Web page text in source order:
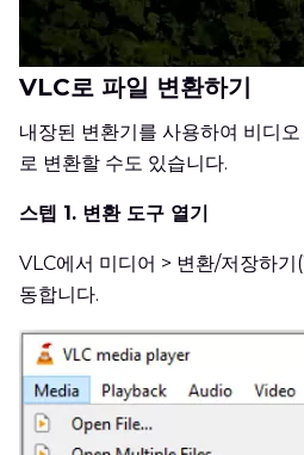
VLC로 파일 변환하기
내장된 변환기를 사용하여 비디
로 변환할 수도 있습니다.
스텝 1. 변환 도구 열기
VLC에서 미디어 > 변환/저장하
동합니다.